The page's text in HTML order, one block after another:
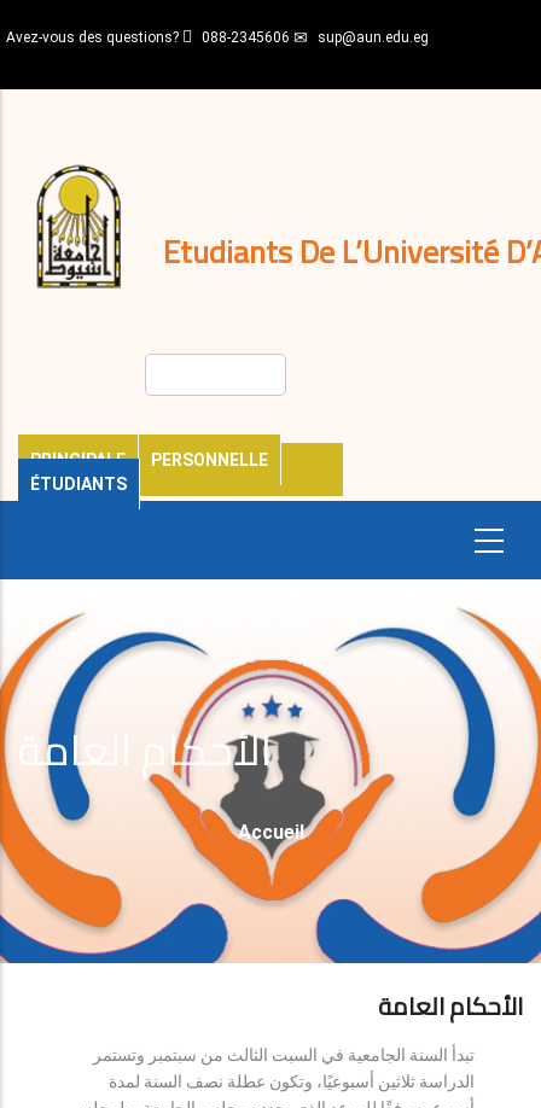
au
principal
Avez-vous des questions? 088-2345606 sup@aun.edu.eg
Etudiants De L’Université
PRINCIPALE
PERSONNELLE
ÉTUDIANTS
décisions
Expatriés
Journal
الأحكام العامة
Fil
D'Ariane
Accueil
الأحكام العامة
تبدأ السنة الجامعية في السبت الثالث من سبتمبر وتستمر
الدراسة ثلاثين أسبوعيًا، وتكون عطلة نصف السنة لمدة